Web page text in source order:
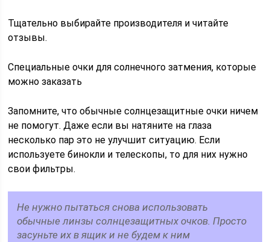
Тщательно выбирайте производителя и читайте
отзывы.
Специальные очки для солнечного затмения, которые
можно заказать
Запомните, что обычные солнцезащитные очки ничем
не помогут. Даже если вы натяните на глаза
несколько пар это не улучшит ситуацию. Если
используете бинокли и телескопы, то для них нужно
свои фильтры.
Не нужно пытаться снова использовать
обычные линзы солнцезащитных очков. Просто
засуньте их в ящик и не будем к ним